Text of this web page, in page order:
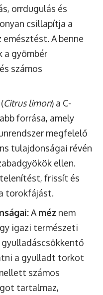
orrdugulás és
csillapítja a
A benne
a gyömbér
számos
(Citrus limon) a C-
forrása, amely
megfelelő
tulajdonságai révén
ellen.
frissít és
torokfájást.
Améz nem
igazi természeti
a gyulladt torkot
számos
tartalmaz,